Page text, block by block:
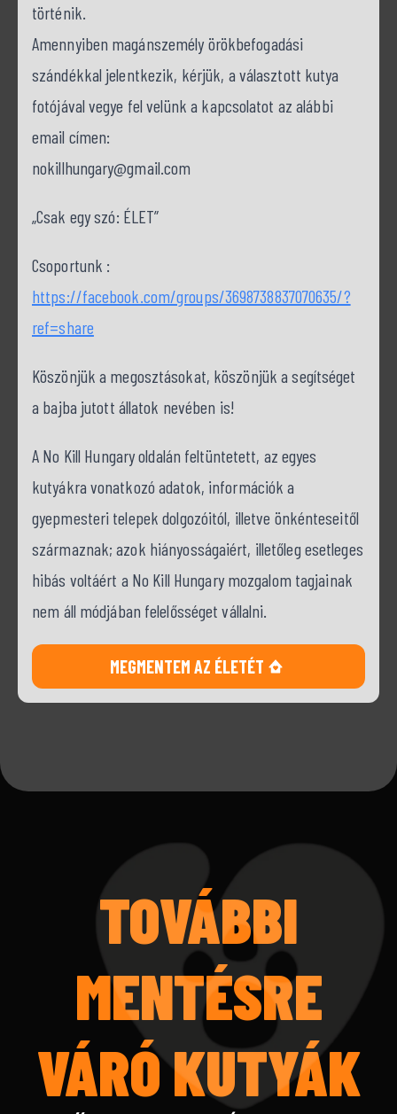
történik.
Amennyiben magánszemély örökbefogadási
szándékkal jelentkezik, kérjük, a választott kutya
fotójával vegye fel velünk a kapcsolatot az alábbi
email címen:
nokillhungary@gmail.com
„Csak egy szó: ÉLET”
Csoportunk :
https://facebook.com/groups/3698738837070635/?
ref=share
Köszönjük a megosztásokat, köszönjük a segítséget
a bajba jutott állatok nevében is!
A No Kill Hungary oldalán feltüntetett, az egyes
kutyákra vonatkozó adatok, információk a
gyepmesteri telepek dolgozóitól, illetve önkénteseitől
származnak; azok hiányosságaiért, illetőleg esetleges
hibás voltáért a No Kill Hungary mozgalom tagjainak
nem áll módjában felelősséget vállalni.
MEGMENTEM AZ ÉLETÉT
TOVÁBBI
MENTÉSRE
VÁRÓ KUTYÁK